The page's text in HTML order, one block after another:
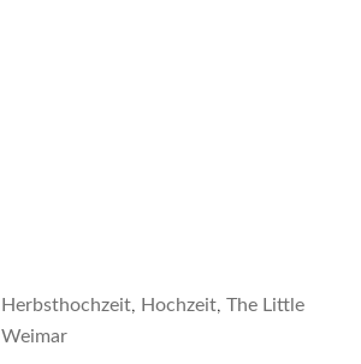
Herbsthochzeit, Hochzeit, The Little
Weimar